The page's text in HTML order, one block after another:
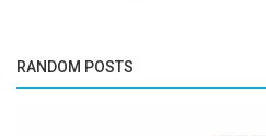
RANDOM POSTS